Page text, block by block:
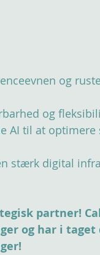
og
og
AI til at
stærk digital
partner!
og har i